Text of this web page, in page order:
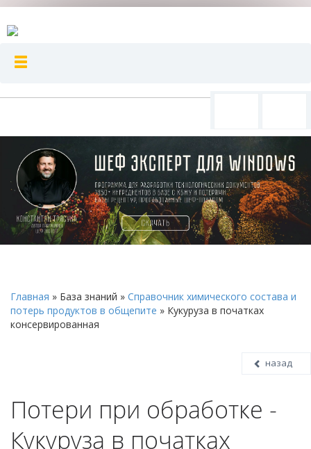
Главная » База знаний » Справочник химического состава и
потерь продуктов в общепите » Кукуруза в початках
консервированная
назад
Потери при обработке -
Кукуруза в початках